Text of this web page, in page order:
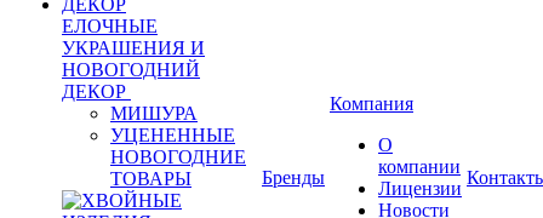
ЕЛОЧНЫЕ
УКРАШЕНИЯ И
НОВОГОДНИЙ
ДЕКОР
МИШУРА
УЦЕНЕННЫЕ
НОВОГОДНИЕ
ТОВАРЫ
Бренды
Компания
О
компании
Лицензии
Новости